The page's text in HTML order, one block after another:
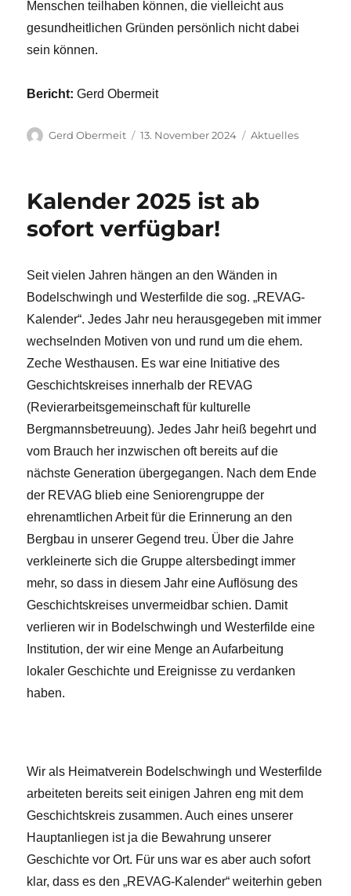
Menschen teilhaben können, die vielleicht aus
gesundheitlichen Gründen persönlich nicht dabei
sein können.
Bericht: Gerd Obermeit
Autor
Gerd Obermeit
Veröffentlicht
13. November 2024 Kategorien
Aktuelles
Kalender 2025 ist ab
sofort verfügbar!
Seit vielen Jahren hängen an den Wänden in
Bodelschwingh und Westerfilde die sog. „REVAG-
Kalender“. Jedes Jahr neu herausgegeben mit immer
wechselnden Motiven von und rund um die ehem.
Zeche Westhausen. Es war eine Initiative des
Geschichtskreises innerhalb der REVAG
(Revierarbeitsgemeinschaft für kulturelle
Bergmannsbetreuung). Jedes Jahr heiß begehrt und
vom Brauch her inzwischen oft bereits auf die
nächste Generation übergegangen. Nach dem Ende
der REVAG blieb eine Seniorengruppe der
ehrenamtlichen Arbeit für die Erinnerung an den
Bergbau in unserer Gegend treu. Über die Jahre
verkleinerte sich die Gruppe altersbedingt immer
mehr, so dass in diesem Jahr eine Auflösung des
Geschichtskreises unvermeidbar schien. Damit
verlieren wir in Bodelschwingh und Westerfilde eine
Institution, der wir eine Menge an Aufarbeitung
lokaler Geschichte und Ereignisse zu verdanken
haben.
Wir als Heimatverein Bodelschwingh und Westerfilde
arbeiteten bereits seit einigen Jahren eng mit dem
Geschichtskreis zusammen. Auch eines unserer
Hauptanliegen ist ja die Bewahrung unserer
Geschichte vor Ort. Für uns war es aber auch sofort
klar, dass es den „REVAG-Kalender“ weiterhin geben